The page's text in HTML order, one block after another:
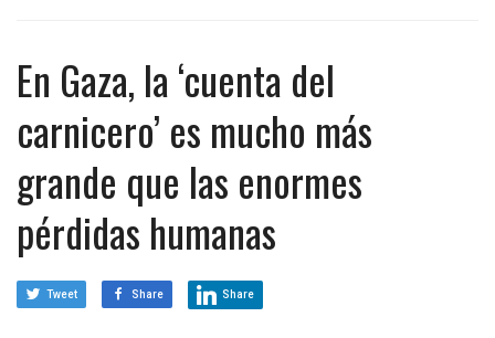
En Gaza, la ‘cuenta del
carnicero’ es mucho más
grande que las enormes
pérdidas humanas
Tweet Share Share